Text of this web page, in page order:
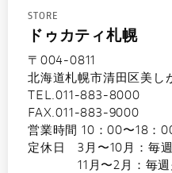
STORE
ドゥカティ札幌
〒004-0811
北海道札幌市清田区美し
TEL.011-883-8000
FAX.011-883-9000
営業時間 10：00〜18：
定休日 3月〜10月：毎
11月〜2月：毎